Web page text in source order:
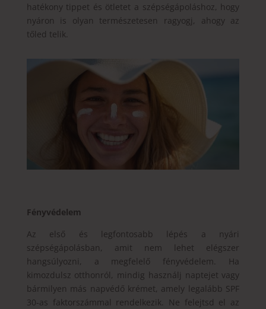
hatékony tippet és ötletet a szépségápoláshoz, hogy
nyáron is olyan természetesen ragyogj, ahogy az
tőled telik.
Fényvédelem
Az első és legfontosabb lépés a nyári
szépségápolásban, amit nem lehet elégszer
hangsúlyozni, a megfelelő fényvédelem. Ha
kimozdulsz otthonról, mindig használj naptejet vagy
bármilyen más napvédő krémet, amely legalább SPF
30-as faktorszámmal rendelkezik. Ne felejtsd el az